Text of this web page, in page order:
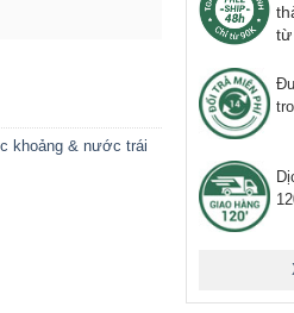
từ
khoảng & nước trái